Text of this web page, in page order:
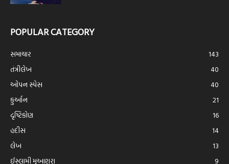
POPULAR CATEGORY
સમાચાર
143
તંત્રીલેખ
40
ઓપન સ્પેસ
40
કુર્આન
21
દૃષ્ટિકોણ
16
હદીસ
14
લેખ
13
ઈસ્લામી મુઆશરા
9